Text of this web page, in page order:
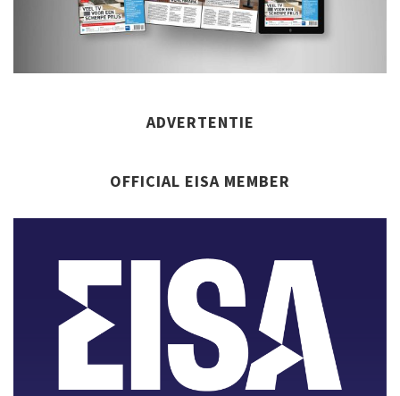
ADVERTENTIE
OFFICIAL EISA MEMBER